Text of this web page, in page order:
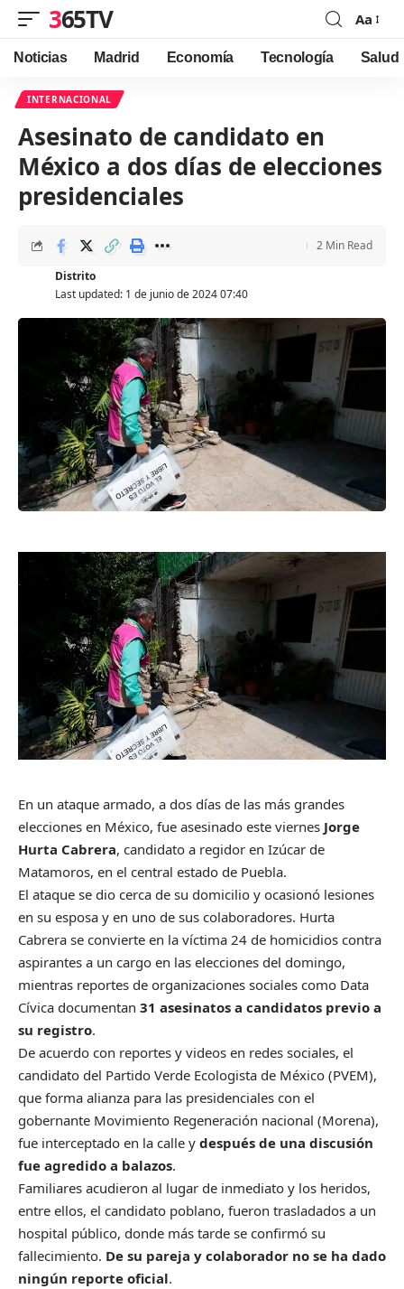
365TV
Font
Resizer
Aa
Noticias Madrid Economía Tecnología Salud
INTERNACIONAL
Asesinato de candidato en
México a dos días de elecciones
presidenciales
Last updated: 1 de junio de 2024 07:40
Distrito
2 Min Read
En un ataque armado, a dos días de las más grandes
elecciones en México, fue asesinado este viernes Jorge
Hurta Cabrera, candidato a regidor en Izúcar de
Matamoros, en el central estado de Puebla.
El ataque se dio cerca de su domicilio y ocasionó lesiones
en su esposa y en uno de sus colaboradores. Hurta
Cabrera se convierte en la víctima 24 de homicidios contra
aspirantes a un cargo en las elecciones del domingo,
mientras reportes de organizaciones sociales como Data
Cívica documentan 31 asesinatos a candidatos previo a
su registro.
De acuerdo con reportes y videos en redes sociales, el
candidato del Partido Verde Ecologista de México (PVEM),
que forma alianza para las presidenciales con el
gobernante Movimiento Regeneración nacional (Morena),
fue interceptado en la calle y después de una discusión
fue agredido a balazos.
Familiares acudieron al lugar de inmediato y los heridos,
entre ellos, el candidato poblano, fueron trasladados a un
hospital público, donde más tarde se confirmó su
fallecimiento. De su pareja y colaborador no se ha dado
ningún reporte oficial.